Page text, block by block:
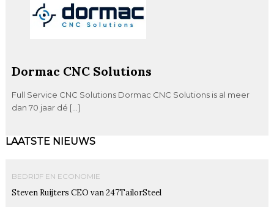
Dormac CNC Solutions
Full Service CNC Solutions Dormac CNC Solutions is al meer
dan 70 jaar dé […]
LAATSTE NIEUWS
BEDRIJF EN ECONOMIE
Steven Ruijters CEO van 247TailorSteel